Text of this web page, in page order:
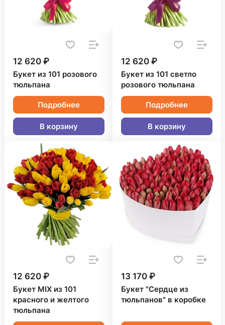
12 620 ₽
Букет из 101 розового
тюльпана
Подробнее
В корзину
12 620 ₽
Букет из 101 светло
розового тюльпана
Подробнее
В корзину
12 620 ₽
Букет MIX из 101
красного и желтого
тюльпана
13 170 ₽
Букет "Сердце из
тюльпанов" в коробке